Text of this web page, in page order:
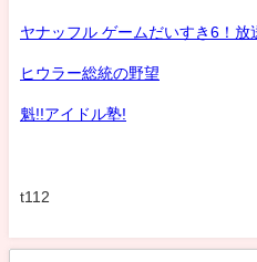
ヤナッフル ゲームだいすき6！放
ヒウラー総統の野望
魁!!アイドル塾!
t112